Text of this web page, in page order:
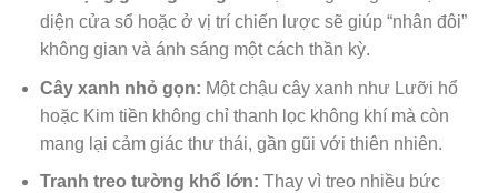
diện cửa sổ hoặc ở vị trí chiến lược sẽ giúp “nhân đôi”
không gian và ánh sáng một cách thần kỳ.
Cây xanh nhỏ gọn: Một chậu cây xanh như Lưỡi hổ
hoặc Kim tiền không chỉ thanh lọc không khí mà còn
mang lại cảm giác thư thái, gần gũi với thiên nhiên.
Tranh treo tường khổ lớn: Thay vì treo nhiều bức